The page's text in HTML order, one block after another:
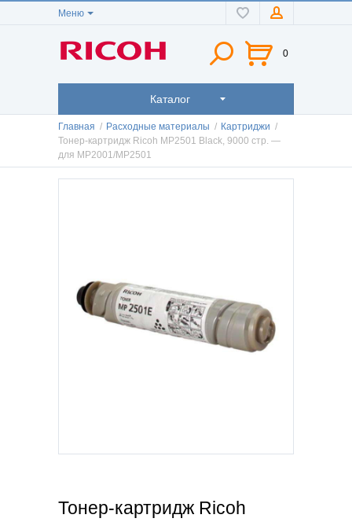
Меню
0
Каталог
Главная / Расходные материалы / Картриджи /
Тонер-картридж Ricoh MP2501 Black, 9000 стр. —
для MP2001/MP2501
Тонер-картридж Ricoh